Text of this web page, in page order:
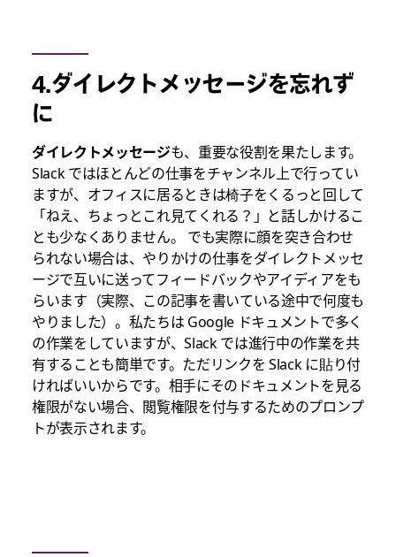
4.ダイレクトメッセージを忘れず
に
ダイレクトメッセージも、重要な役割を果たします。
Slack ではほとんどの仕事をチャンネル上で行ってい
ますが、オフィスに居るときは椅子をくるっと回して
「ねえ、ちょっとこれ見てくれる？」と話しかけるこ
とも少なくありません。 でも実際に顔を突き合わせ
られない場合は、やりかけの仕事をダイレクトメッセ
ージで互いに送ってフィードバックやアイディアをも
らいます（実際、この記事を書いている途中で何度も
やりました）。私たちは Google ドキュメントで多く
の作業をしていますが、Slack では進行中の作業を共
有することも簡単です。ただリンクを Slack に貼り付
ければいいからです。相手にそのドキュメントを見る
権限がない場合、閲覧権限を付与するためのプロンプ
トが表示されます。